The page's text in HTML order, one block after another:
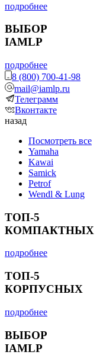
подробнее
ВЫБОР
IAMLP
подробнее
8 (800) 700-41-98
mail@iamlp.ru
Телеграмм
Вконтакте
назад
Посмотреть все
Yamaha
Kawai
Samick
Petrof
Wendl & Lung
ТОП-5
КОМПАКТНЫХ
подробнее
ТОП-5
КОРПУСНЫХ
подробнее
ВЫБОР
IAMLP